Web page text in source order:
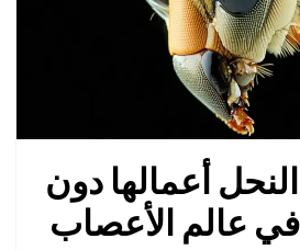
أعمالها دون
عالم الأعصاب